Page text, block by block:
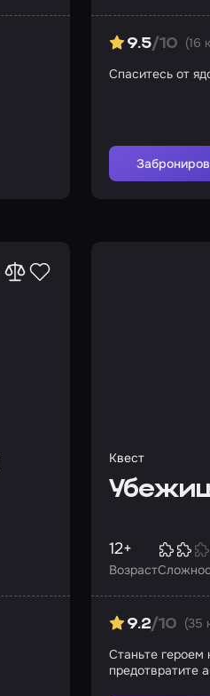
9.5/10 (16
Спаситесь от
Квест
Возраст
12+
9.2/10 (35
Станьте героем
предотвратите